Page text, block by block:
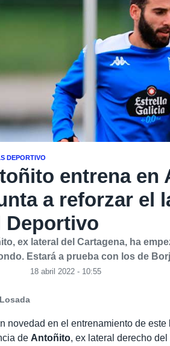
DEPORTIVO
entrena en
a reforzar el
Deportivo
ex lateral del Cartagena, ha
Estará a prueba con los de
18 abril 2022 - 10:55
novedad en el entrenamiento de
de Antoñito, ex lateral derecho